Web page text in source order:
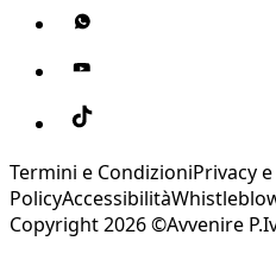
Termini e CondizioniPrivacy
PolicyAccessibilità
Copyright 2026 ©Avvenire